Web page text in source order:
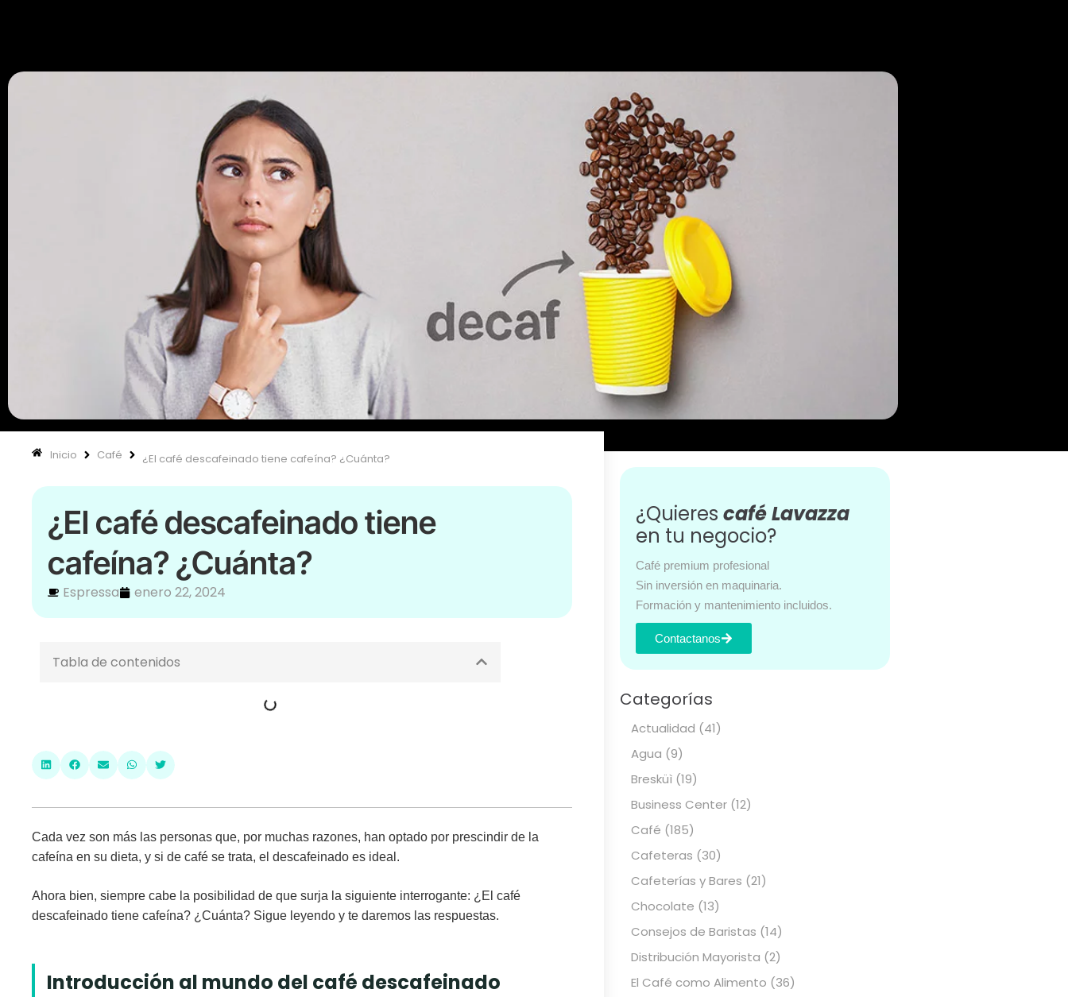
Inicio Café ¿El café descafeinado tiene cafeína? ¿Cuánta?
¿El café descafeinado tiene
cafeína? ¿Cuánta?
Espressa enero 22, 2024
Tabla de contenidos
Cada vez son más las personas que, por muchas razones, han optado por prescindir de la
cafeína en su dieta, y si de café se trata, el descafeinado es ideal.
Ahora bien, siempre cabe la posibilidad de que surja la siguiente interrogante: ¿ El café
descafeinado tiene cafeína? ¿Cuánta? Sigue leyendo y te daremos las respuestas.
Introducción al mundo del café descafeinado
¿Quieres café Lavazza
en tu negocio?
Café premium profesional
Sin inversión en maquinaria.
Formación y mantenimiento incluidos.
Contactanos
Categorías
Actualidad (41)
Agua (9)
Bresküì(19)
Business Center(12)
Café (185)
Cafeteras (30)
Cafeterías y Bares (21)
Chocolate (13)
Consejos de Baristas (14)
Distribución Mayorista (2)
El Café como Alimento (36)